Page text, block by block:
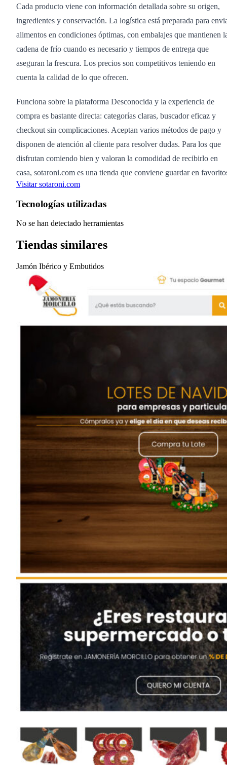
Cada producto viene con información detallada sobre su origen,
ingredientes y conservación. La logística está preparada para
alimentos en condiciones óptimas, con embalajes que mantienen
cadena de frío cuando es necesario y tiempos de entrega que
aseguran la frescura. Los precios son competitivos teniendo en
cuenta la calidad de lo que ofrecen.
Funciona sobre la plataforma Desconocida y la experiencia de
compra es bastante directa: categorías claras, buscador eficaz y
checkout sin complicaciones. Aceptan varios métodos de pago y
disponen de atención al cliente para resolver dudas. Para los que
disfrutan comiendo bien y valoran la comodidad de recibirlo en
casa, sotaroni.com es una tienda que conviene guardar en
Visitar sotaroni.com
Tecnologías utilizadas
No se han detectado herramientas
Tiendas similares
Jamón Ibérico y Embutidos